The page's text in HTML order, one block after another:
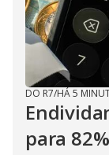
DO R7/HÁ 5
para